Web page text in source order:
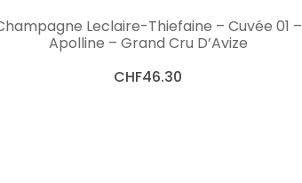
LIRE LA SUITE
Leclaire-Thiefaine – Cuvée 01 –
Apolline – Grand Cru D’Avize
CHF46.30